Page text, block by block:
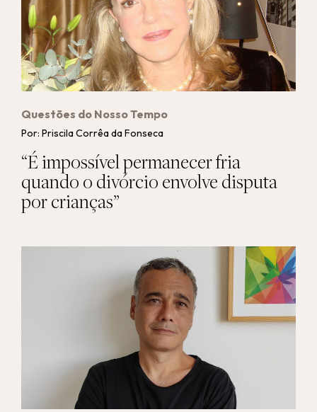
Questões do Nosso Tempo
Por: Priscila Corrêa da Fonseca
“É impossível permanecer fria
quando o divórcio envolve disputa
por crianças”